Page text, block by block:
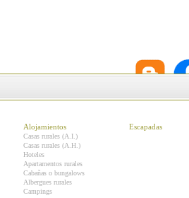
Alojamientos
Casas rurales (A.I.)
Casas rurales (A.H.)
Hoteles
Apartamentos rurales
Cabañas o bungalows
Albergues rurales
Campings
Escapadas